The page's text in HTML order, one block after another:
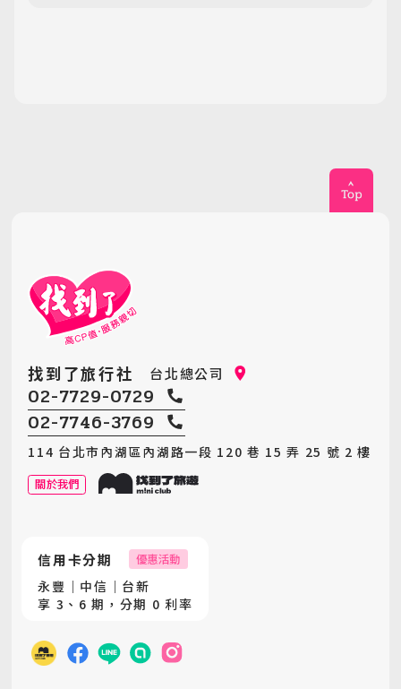
找到了旅行社 台北總公司
02-7729-0729
02-7746-3769
114 台北市內湖區內湖路一段 120 巷 15 弄 25 號 2 樓
關於我們
信用卡分期 優惠活動
永豐｜中信｜台新
享 3、6 期，分期 0 利率